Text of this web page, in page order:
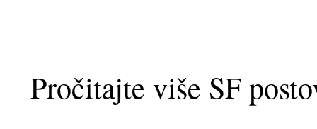
Pročitajte više SF